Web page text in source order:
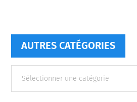
AUTRES CATÉGORIES
catégories